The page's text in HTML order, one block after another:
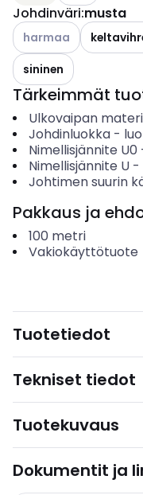
Johdinväri:musta
Katso käytettävissä
harmaa
sininen
Tärkeimmät
Ulkovaipan
Johdinluokka-
Nimellisjännite U0
Nimellisjännite U-
Johtimen suurin
Pakkaus ja
100 metri
Vakiokäyttötuote
Tuotetiedot
Tekniset tiedot
Tuotekuvaus
Dokumentit ja